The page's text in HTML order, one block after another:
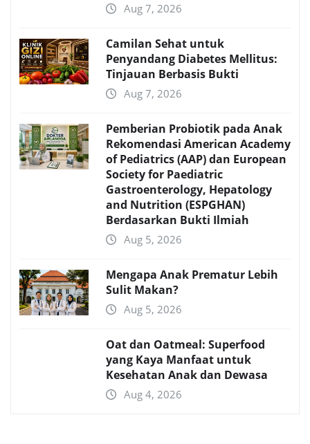
Aug 7, 2026
Camilan Sehat untuk
Penyandang Diabetes Mellitus:
Tinjauan Berbasis Bukti
Aug 7, 2026
Pemberian Probiotik pada Anak
Rekomendasi American Academy
of Pediatrics (AAP) dan European
Society for Paediatric
Gastroenterology, Hepatology
and Nutrition (ESPGHAN)
Berdasarkan Bukti Ilmiah
Aug 5, 2026
Mengapa Anak Prematur Lebih
Sulit Makan?
Aug 5, 2026
Oat dan Oatmeal: Superfood
yang Kaya Manfaat untuk
Kesehatan Anak dan Dewasa
Aug 4, 2026